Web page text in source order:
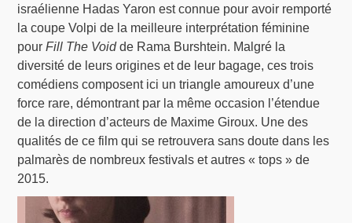
israélienne Hadas Yaron est connue pour avoir remporté
la coupe Volpi de la meilleure interprétation féminine
pourFill The Voidde Rama Burshtein. Malgré la
diversité de leurs origines et de leur bagage, ces trois
comédiens composent ici un triangle amoureux d’une
force rare, démontrant par la même occasion l’étendue
de la direction d’acteurs de Maxime Giroux. Une des
qualités de ce film qui se retrouvera sans doute dans les
palmarès de nombreux festivals et autres « tops » de
2015.